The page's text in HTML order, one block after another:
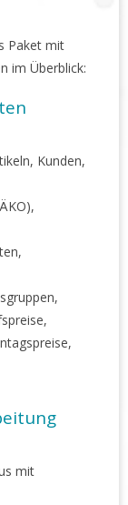
Paket mit
im Überblick:
Kunden,
mit